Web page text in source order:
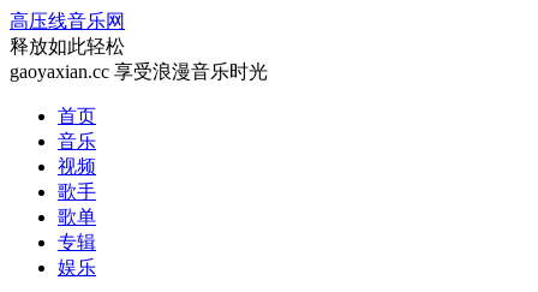
高压线音乐网
释放如此轻松
gaoyaxian.cc 享受浪漫音乐时光
首页
音乐
视频
歌手
歌单
专辑
娱乐